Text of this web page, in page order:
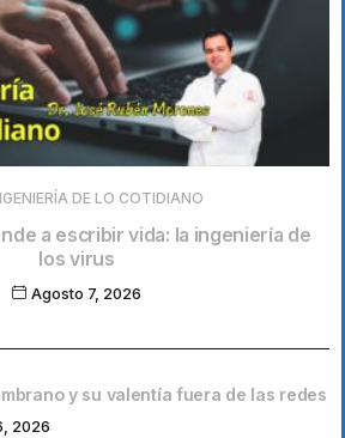
DE LO COTIDIANO
a escribir vida: la ingeniería de
los virus
Agosto 7, 2026
y su valentía fuera de las redes
2026